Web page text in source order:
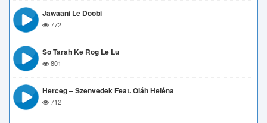
Jawaani Le Doobi
772
So Tarah Ke Rog Le Lu
801
Herceg – Szenvedek Feat. Oláh Heléna
712